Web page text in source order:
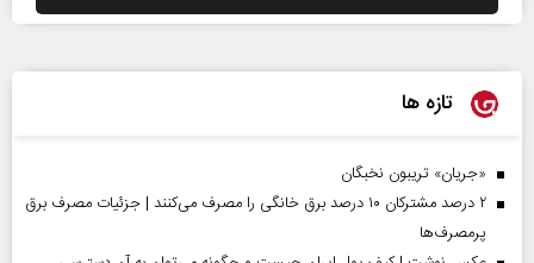
تازه ها
«جریان» تریبون نخبگان
۲ درصد مشترکان ۱۰ درصد برق خانگی را مصرف می‌کنند | جزئیات مصرف برق
پرمصرف‌ها